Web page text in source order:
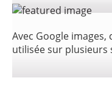
Avec Google
utilisée sur plusieurs